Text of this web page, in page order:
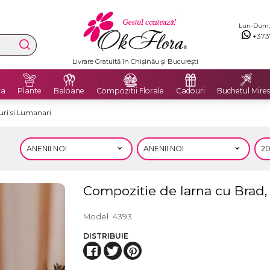
Lun-Dum:
Livrare Gratuită în Chișinău și București
Plante Baloane Compozitii Florale Cadouri Buchetul
si Lumanari
Compozitie de Iarna cu
Model 4393
DISTRIBUIE